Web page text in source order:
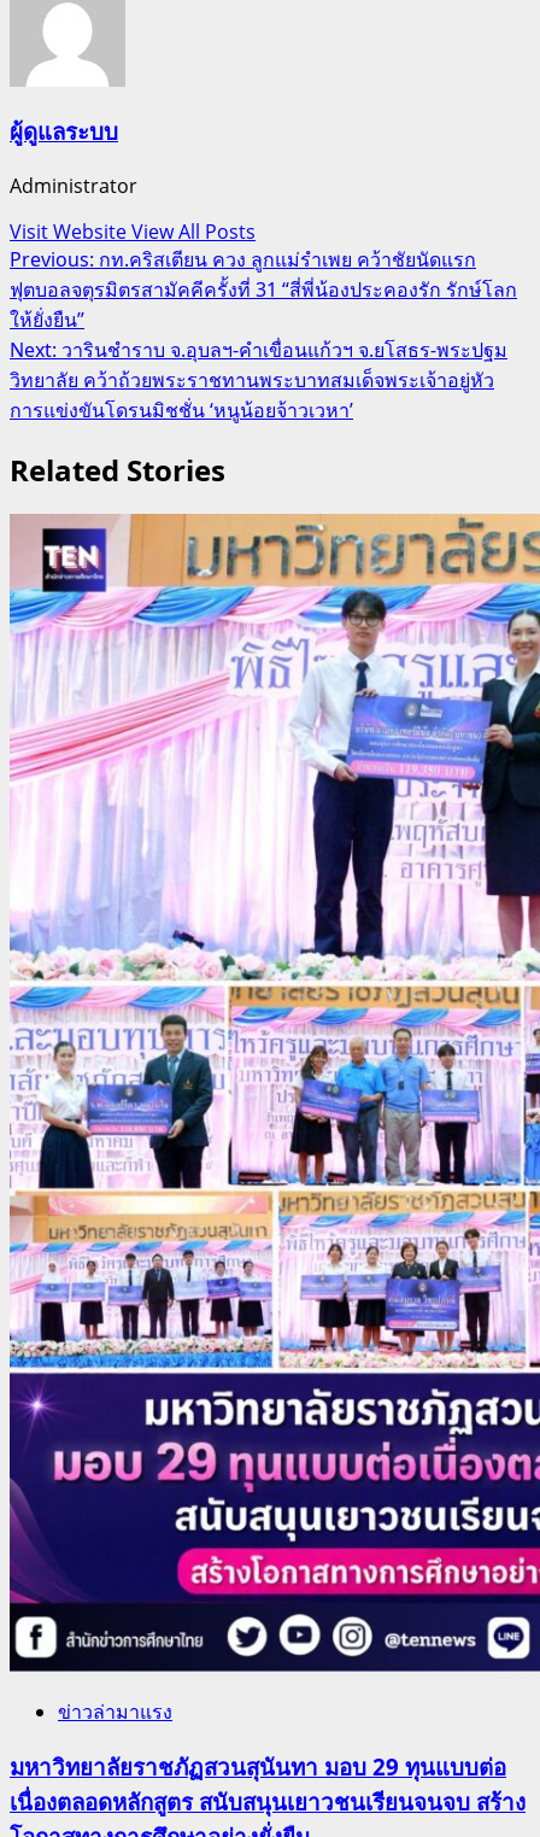
ผู้ดูแลระบบ
Administrator
Visit WebsiteView All Posts
Post
navigation
Previous: กท.คริสเตียน ควง ลูกแม่รำเพย คว้าชัยนัดแรก
ฟุตบอลจตุรมิตรสามัคคีครั้งที่ 31 “สี่พี่น้องประคองรัก รักษ์โลก
ให้ยั่งยืน”
Next: วารินชำราบ จ.อุบลฯ-คำเขื่อนแก้วฯ จ.ยโสธร-พระปฐม
วิทยาลัย คว้าถ้วยพระราชทานพระบาทสมเด็จพระเจ้าอยู่หัว
การแข่งขันโดรนมิชชั่น ‘หนูน้อยจ้าวเวหา’
Related Stories
ข่าวล่ามาแรง
มหาวิทยาลัยราชภัฏสวนสุนันทา มอบ 29 ทุนแบบต่อ
เนื่องตลอดหลักสูตร สนับสนุนเยาวชนเรียนจนจบ สร้าง